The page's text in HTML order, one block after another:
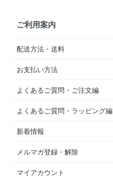
ご利用案内
配送方法・送料
お支払い方法
よくあるご質問・ご注文編
よくあるご質問・ラッピング編
新着情報
メルマガ登録・解除
マイアカウント